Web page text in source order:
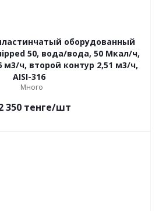
оборудованный
50, вода/вода, 50 Мкал/ч,
м3/ч, второй контур 2,51 м3/ч,
AISI-316
Много
350тенге/шт